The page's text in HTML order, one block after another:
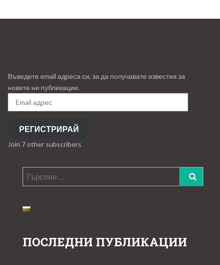
Въведете email адреса си, за да получавате известия за
новите ни публикации.
Email
адрес
РЕГИСТРИРАЙ
Join 7 other subscribers
Търсене
за:
ПОСЛЕДНИ ПУБЛИКАЦИИ